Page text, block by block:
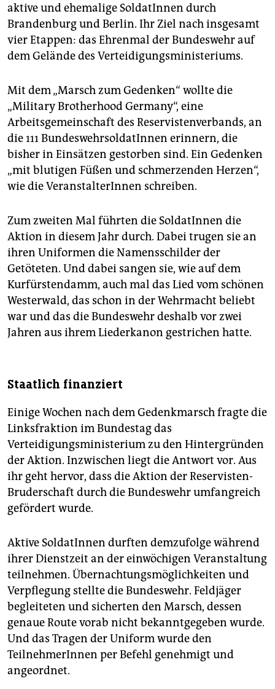
aktive und ehemalige SoldatInnen durch
Brandenburg und Berlin. Ihr Ziel nach insgesamt
vier Etappen: das Ehrenmal der Bundeswehr auf
dem Gelände des Verteidigungsministeriums.
Mit dem „Marsch zum Gedenken“ wollte die
„Military Brotherhood Germany“, eine
Arbeitsgemeinschaft des Reservistenverbands, an
die 111 BundeswehrsoldatInnen erinnern, die
bisher in Einsätzen gestorben sind. Ein Gedenken
„mit blutigen Füßen und schmerzenden Herzen“,
wie die VeranstalterInnen schreiben.
Zum zweiten Mal führten die SoldatInnen die
Aktion in diesem Jahr durch. Dabei trugen sie an
ihren Uniformen die Namensschilder der
Getöteten. Und dabei sangen sie, wie auf dem
Kurfürstendamm, auch mal das Lied vom schönen
Westerwald, das schon in der Wehrmacht beliebt
war und das die Bundeswehr deshalb vor zwei
Jahren aus ihrem Liederkanon gestrichen hatte.
Staatlich finanziert
Einige Wochen nach dem Gedenkmarsch fragte die
Linksfraktion im Bundestag das
Verteidigungsministerium zu den Hintergründen
der Aktion. Inzwischen liegt die Antwort vor. Aus
ihr geht hervor, dass die Aktion der Reservisten-
Bruderschaft durch die Bundeswehr umfangreich
gefördert wurde.
Aktive SoldatInnen durften demzufolge während
ihrer Dienstzeit an der einwöchigen Veranstaltung
teilnehmen. Übernachtungsmöglichkeiten und
Verpflegung stellte die Bundeswehr. Feldjäger
begleiteten und sicherten den Marsch, dessen
genaue Route vorab nicht bekanntgegeben wurde.
Und das Tragen der Uniform wurde den
TeilnehmerInnen per Befehl genehmigt und
angeordnet.